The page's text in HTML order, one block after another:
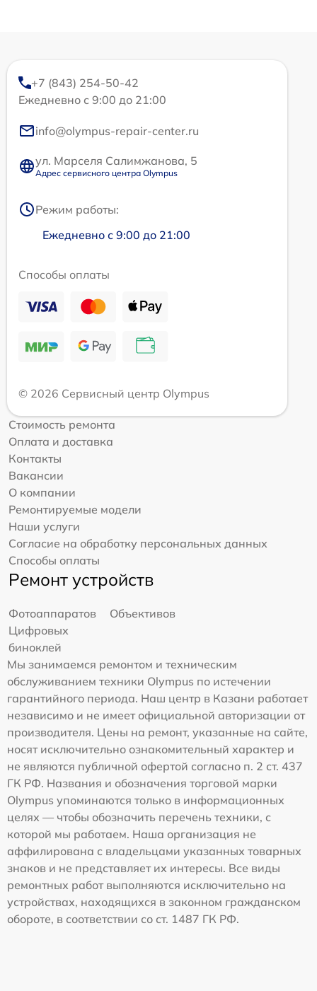
+7 (843) 254-50-42
Ежедневно с 9:00 до 21:00
info@olympus-repair-center.ru
ул. Марселя Салимжанова, 5
Адрес сервисного центра Olympus
Режим работы:
Ежедневно с 9:00 до 21:00
Способы оплаты
© 2026 Сервисный центр Olympus
Стоимость ремонта
Оплата и доставка
Контакты
Вакансии
О компании
Ремонтируемые модели
Наши услуги
Согласие на обработку персональных данных
Способы оплаты
Ремонт устройств
Фотоаппаратов
Объективов
Цифровых
биноклей
Мы занимаемся ремонтом и техническим
обслуживанием техники Olympus по истечении
гарантийного периода. Наш центр в Казани работает
независимо и не имеет официальной авторизации от
производителя. Цены на ремонт, указанные на сайте,
носят исключительно ознакомительный характер и
не являются публичной офертой согласно п. 2 ст. 437
ГК РФ. Названия и обозначения торговой марки
Olympus упоминаются только в информационных
целях — чтобы обозначить перечень техники, с
которой мы работаем. Наша организация не
аффилирована с владельцами указанных товарных
знаков и не представляет их интересы. Все виды
ремонтных работ выполняются исключительно на
устройствах, находящихся в законном гражданском
обороте, в соответствии со ст. 1487 ГК РФ.